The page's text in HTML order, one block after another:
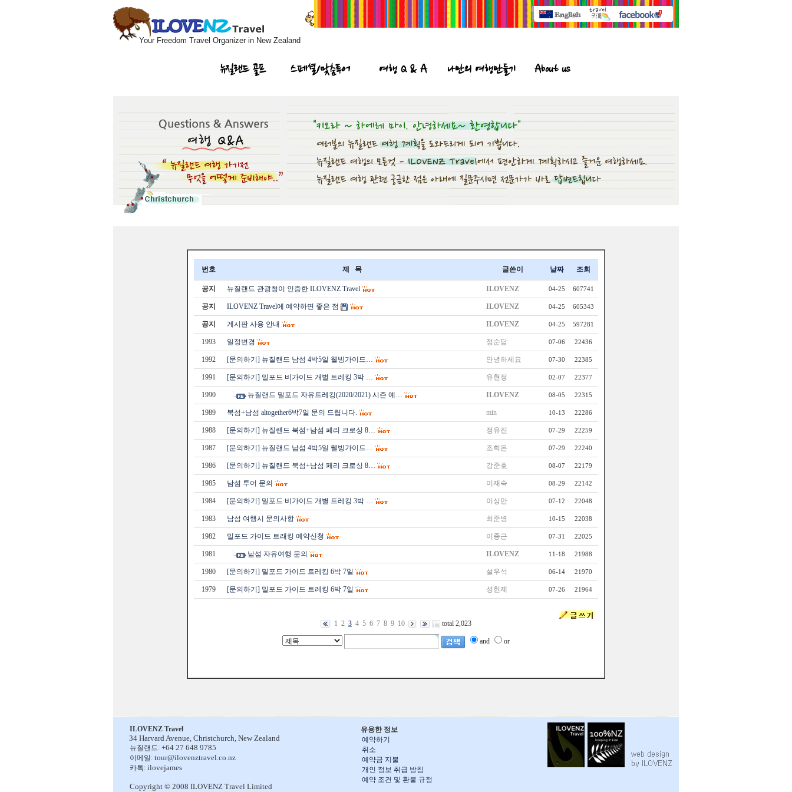
Your Freedom Travel Organizer in New Zealand
뉴질랜드 골프 스페셜/맞춤투어 여행 Q & A 나만의 여행만들기 About us
번호 제 목 글쓴이 날짜 조회
공지 뉴질랜드 관광청이 인증한 ILOVENZ Travel ILOVENZ 04-25 607741
공지 ILOVENZ Travel에 예약하면 좋은 점 ILOVENZ 04-25 605343
공지 게시판 사용 안내 ILOVENZ 04-25 597281
1993 일정변경 정순담 07-06 22436
1992 [문의하기] 뉴질랜드 남섬 4박5일 웰빙가이드… 안녕하세요 07-30 22385
1991 [문의하기] 밀포드 비가이드 개별 트레킹 3박 … 유현정 02-07 22377
1990 뉴질랜드 밀포드 자유트레킹(2020/2021) 시즌 예… ILOVENZ 08-05 22315
1989 북섬+남섬 altogether6박7일 문의 드립니다. min 10-13 22286
1988 [문의하기] 뉴질랜드 북섬+남섬 페리 크로싱 8… 정유진 07-29 22259
1987 [문의하기] 뉴질랜드 남섬 4박5일 웰빙가이드… 조희은 07-29 22240
1986 [문의하기] 뉴질랜드 북섬+남섬 페리 크로싱 8… 강준호 08-07 22179
1985 남섬 투어 문의 이재숙 08-29 22142
1984 [문의하기] 밀포드 비가이드 개별 트레킹 3박 … 이상만 07-12 22048
1983 남섬 여행시 문의사항 최준병 10-15 22038
1982 밀포드 가이드 트래킹 예약신청 이종근 07-31 22025
1981 남섬 자유여행 문의 ILOVENZ 11-18 21988
1980 [문의하기] 밀포드 가이드 트레킹 6박 7일 설우석 06-14 21970
1979 [문의하기] 밀포드 가이드 트레킹 6박 7일 성헌제 07-26 21964
1 2 3 4 5 6 7 8 9 10 total 2,023
and or
유용한 정보
예약하기
취소
예약금 지불
개인 정보 취급 방침
예약 조건 및 환불 규정
ILOVENZ Travel
34 Harvard Avenue, Christchurch, New Zealand
뉴질랜드: +64 27 648 9785
이메일: tour@ilovenztravel.co.nz
카톡: ilovejames
Copyright © 2008 ILOVENZ Travel Limited